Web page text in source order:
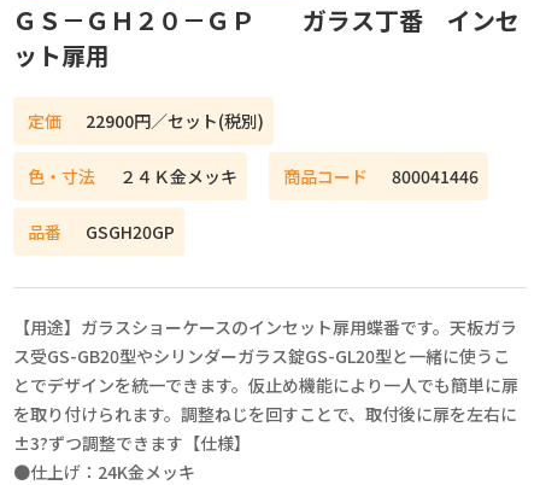
ＧＳ－ＧＨ２０－ＧＰ ガラス丁番 インセ
ット扉用
定価 22900円／セット(税別)
色・寸法 ２４Ｋ金メッキ 商品コード 800041446
品番 GSGH20GP
【用途】ガラスショーケースのインセット扉用蝶番です。天板ガラ
ス受GS-GB20型やシリンダーガラス錠GS-GL20型と一緒に使うこ
とでデザインを統一できます。仮止め機能により一人でも簡単に扉
を取り付けられます。調整ねじを回すことで、取付後に扉を左右に
±3?ずつ調整できます【仕様】
●仕上げ：24K金メッキ